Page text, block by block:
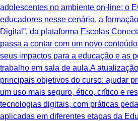
adolescentes no ambiente on-line: o
educadores nesse cenário, a
Digital”, da plataforma Escolas
passa a contar com um novo
seus impactos para a educação e as
trabalho em sala de aula.A
principais objetivos do curso: ajudar
um uso mais seguro, ético, crítico e
tecnologias digitais, com práticas
aplicadas em diferentes etapas da